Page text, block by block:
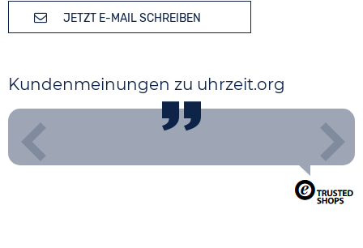
JETZT E-MAIL SCHREIBEN
Kundenmeinungen zu uhrzeit.org